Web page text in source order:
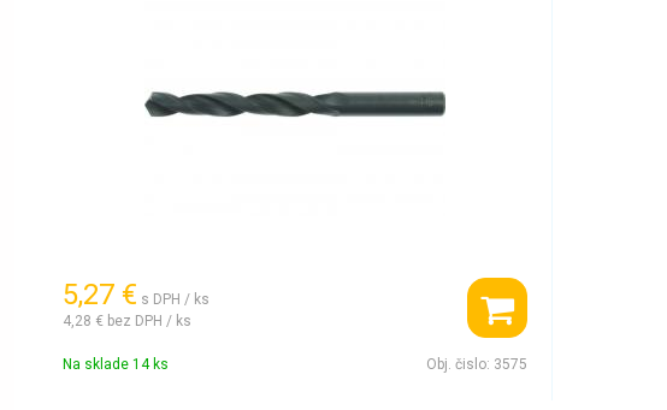
5,27 € s DPH / ks
4,28 € bez DPH / ks
Na sklade 14 ks Obj. čislo: 3575